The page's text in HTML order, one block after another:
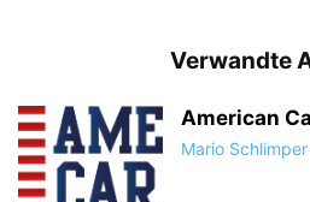
Verwandte
American
Mario Schlimper